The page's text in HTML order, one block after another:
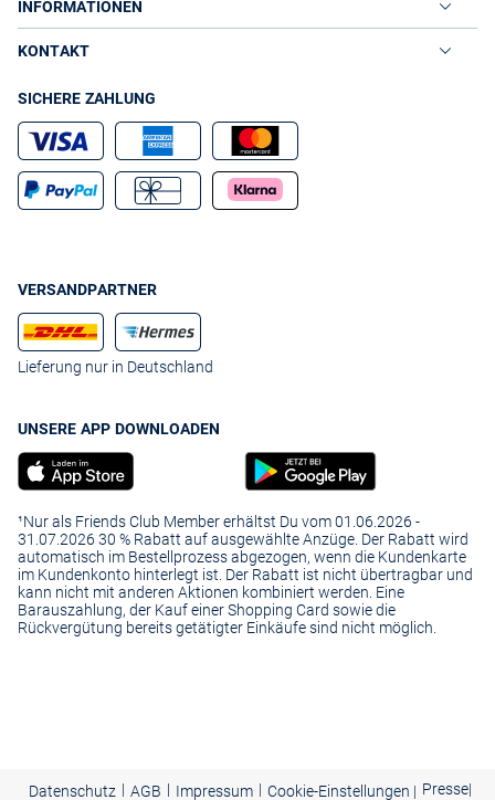
INFORMATIONEN
KONTAKT
SICHERE ZAHLUNG
VERSANDPARTNER
Lieferung nur in Deutschland
UNSERE APP DOWNLOADEN
¹Nur als Friends Club Member erhältst Du vom 01.06.2026 -
31.07.2026 30 % Rabatt auf ausgewählte Anzüge. Der Rabatt wird
automatisch im Bestellprozess abgezogen, wenn die Kundenkarte
im Kundenkonto hinterlegt ist. Der Rabatt ist nicht übertragbar und
kann nicht mit anderen Aktionen kombiniert werden. Eine
Barauszahlung, der Kauf einer Shopping Card sowie die
Rückvergütung bereits getätigter Einkäufe sind nicht möglich.
Datenschutz | AGB | Impressum | Cookie-Einstellungen | Presse|